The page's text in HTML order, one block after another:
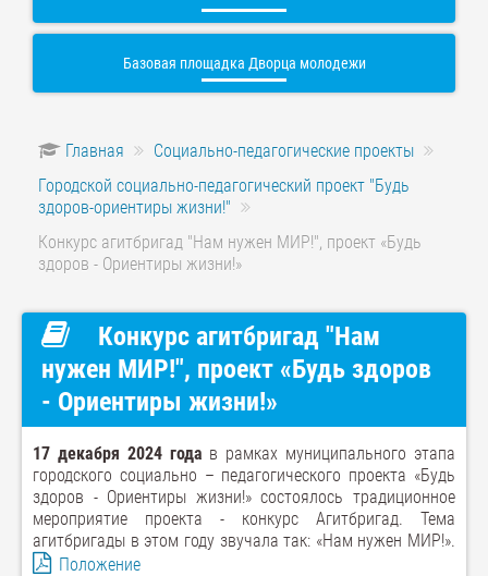
Базовая площадка Дворца молодежи
Главная
Социально-педагогические проекты
Городской социально-педагогический проект "Будь
здоров-ориентиры жизни!"
Конкурс агитбригад "Нам нужен МИР!", проект «Будь
здоров - Ориентиры жизни!»
Конкурс агитбригад "Нам
нужен МИР!", проект «Будь здоров
- Ориентиры жизни!»
17 декабря 2024 года в рамках муниципального этапа
городского социально – педагогического проекта «Будь
здоров - Ориентиры жизни!» состоялось традиционное
мероприятие проекта - конкурс Агитбригад. Тема
агитбригады в этом году звучала так: «Нам нужен МИР!».
Положение